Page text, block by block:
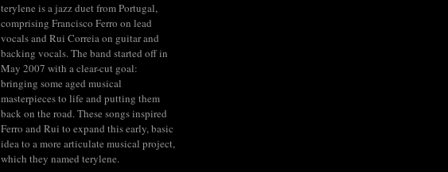
terylene is a jazz duet from Portugal,
comprising Francisco Ferro on lead
vocals and Rui Correia on guitar and
backing vocals. The band started off in
May 2007 with a clear-cut goal:
bringing some aged musical
masterpieces to life and putting them
back on the road. These songs inspired
Ferro and Rui to expand this early, basic
idea to a more articulate musical project,
which they named terylene.